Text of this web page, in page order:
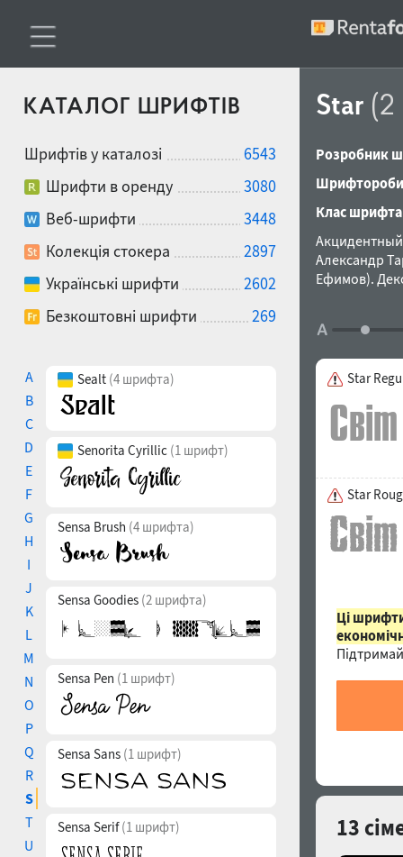
КАТАЛОГ ШРИФТІВ
Шрифтів у каталозі
6543
Шрифти в оренду
3080
Веб-шрифти
3448
Колекція стокера
2897
Українські шрифти
2602
Безкоштовні шрифти
269
A
B
C
D
E
F
G
H
I
J
K
L
M
N
O
P
Q
R
S
T
U
Sealt (4 шрифта)
Senorita Cyrillic (1 шрифт)
Sensa Brush (4 шрифта)
Sensa Goodies (2 шрифта)
Sensa Pen (1 шрифт)
Sensa Sans (1 шрифт)
Sensa Serif(1 шрифт)
Star (2
Розробник
Клас
Александр
Ефимов).
Star
Star
Ці
13